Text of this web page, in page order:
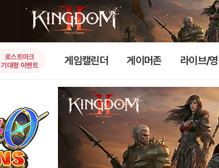
로스트아크
기대평 이벤트
게임캘린더 게이머존 라이브/